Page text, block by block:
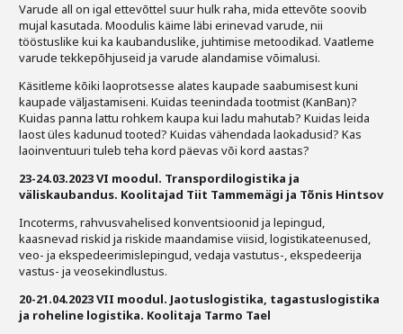
Varude all on igal ettevõttel suur hulk raha, mida ettevõte soovib
mujal kasutada. Moodulis käime läbi erinevad varude, nii
tööstuslike kui ka kaubanduslike, juhtimise metoodikad. Vaatleme
varude tekkepõhjuseid ja varude alandamise võimalusi.
Käsitleme kõiki laoprotsesse alates kaupade saabumisest kuni
kaupade väljastamiseni. Kuidas teenindada tootmist (KanBan)?
Kuidas panna lattu rohkem kaupa kui ladu mahutab? Kuidas leida
laost üles kadunud tooted? Kuidas vähendada laokadusid? Kas
laoinventuuri tuleb teha kord päevas või kord aastas?
23-24.03.2023 VI moodul. Transpordilogistika ja
väliskaubandus. Koolitajad Tiit Tammemägi ja Tõnis Hintsov
Incoterms, rahvusvahelised konventsioonid ja lepingud,
kaasnevad riskid ja riskide maandamise viisid, logistikateenused,
veo- ja ekspedeerimislepingud, vedaja vastutus-, ekspedeerija
vastus- ja veosekindlustus.
20-21.04.2023 VII moodul. Jaotuslogistika, tagastuslogistika
ja roheline logistika. Koolitaja Tarmo Tael